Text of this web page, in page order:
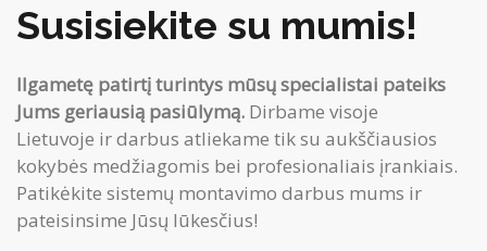
Susisiekite su mumis!
Ilgametę patirtį turintys mūsų specialistai pateiks
Jums geriausią pasiūlymą. Dirbame visoje
Lietuvoje ir darbus atliekame tik su aukščiausios
kokybės medžiagomis bei profesionaliais įrankiais.
Patikėkite sistemų montavimo darbus mums ir
pateisinsime Jūsų lūkesčius!